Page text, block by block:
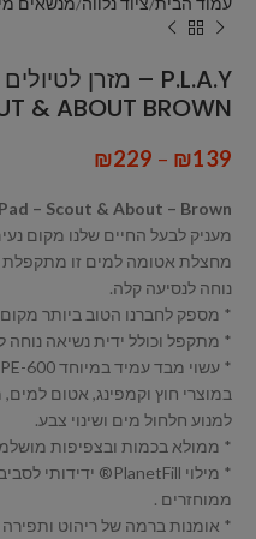
& ABOUT BROWN
₪139
–
₪229
– Scout & About – Brown
מעניק לבעל החיים שלנו מקום
מחצלת אטומה למים זו מתקפלת
נוחה לנסיעה קלה.
* מספק לחברנו הטוב ביותר
* מתקפל וכולל ידית נשיאה נוחה
למנוע חלחול מים ושינוי צבע.
* ממולא בכמות ובצפיפות
ממוחזרים .
* אומנות ברמה של ריהוט